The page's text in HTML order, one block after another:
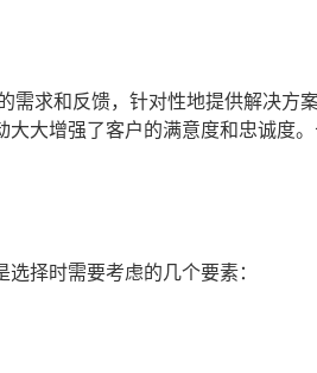
需求和反馈，针对性地提供解决方
大增强了客户的满意度和忠诚度
择时需要考虑的几个要素：